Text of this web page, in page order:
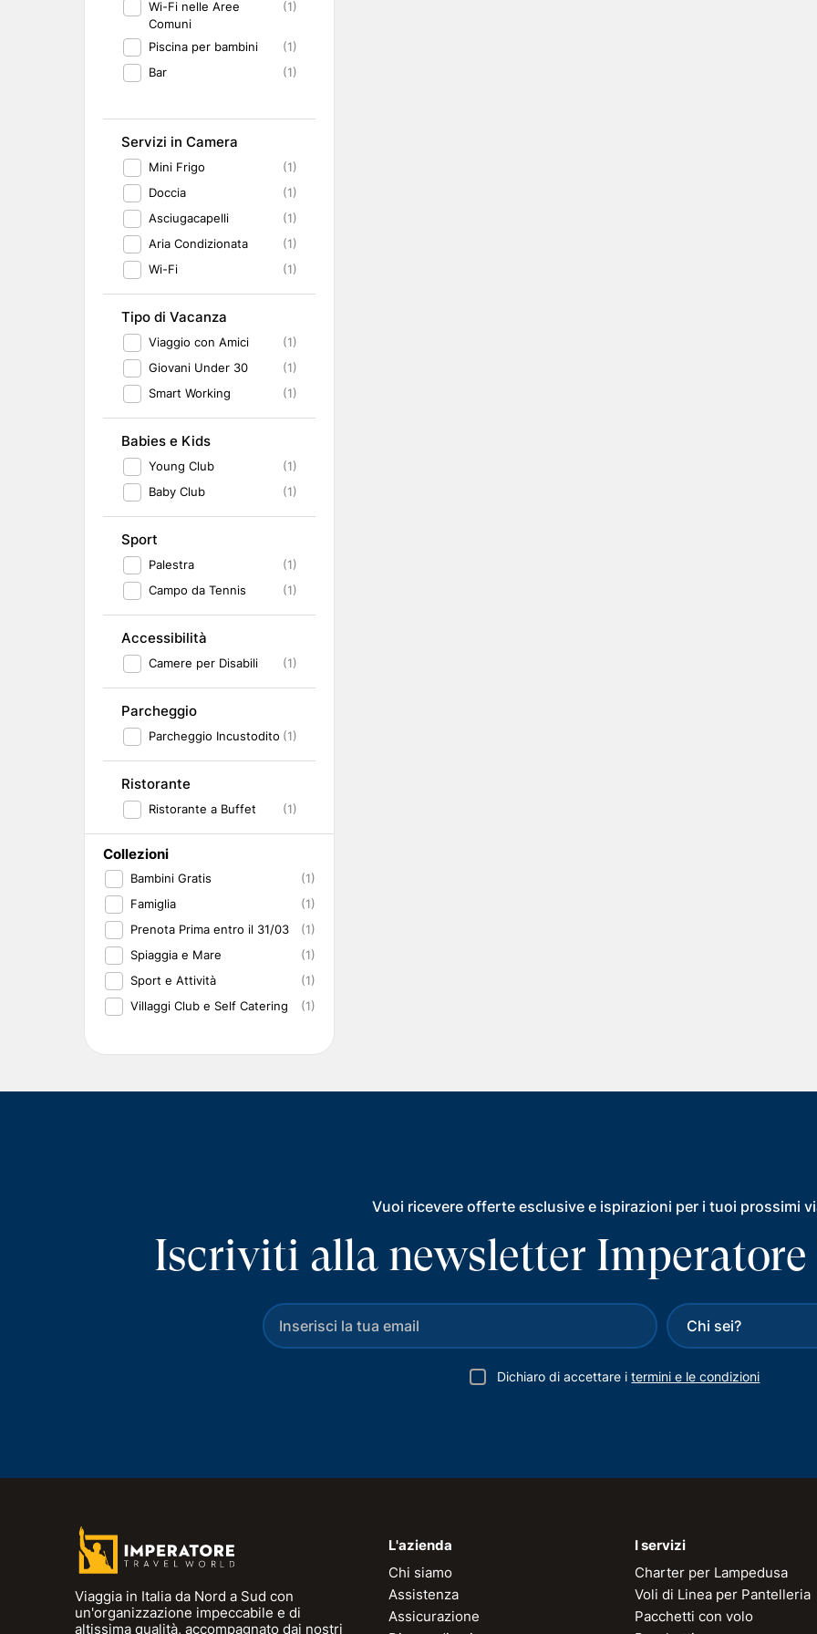
Wi-Fi nelle Aree
Comuni
(1)
Piscina per bambini
(1)
Bar
(1)
Servizi in Camera
Mini Frigo
(1)
Doccia
(1)
Asciugacapelli
(1)
Aria Condizionata
(1)
Wi-Fi
(1)
Tipo di Vacanza
Viaggio con Amici
(1)
Giovani Under 30
(1)
Smart Working
(1)
Babies e Kids
Young Club
(1)
Baby Club
(1)
Sport
Palestra
(1)
Campo da Tennis
(1)
Accessibilità
Camere per Disabili (1)
Parcheggio
Parcheggio Incustodito (1)
Ristorante
Ristorante a Buffet (1)
Collezioni
Bambini Gratis
(1)
Famiglia
(1)
Prenota Prima entro il 31/03
(1)
Spiaggia e Mare
(1)
Sport e Attività
(1)
Villaggi Club e Self Catering
(1)
Vuoi ricevere offerte esclusive e ispirazioni per i tuoi prossimi
Iscriviti alla newsletter Imperatore
Dichiaro di accettare itermini e le condizioni
Viaggia in Italia da Nord a Sud con
un'organizzazione impeccabile e di
altissima qualità, accompagnato dai nostri
L'azienda
Chi siamo
Assistenza
Assicurazione
I servizi
Charter per Lampedusa
Voli di Linea per Pantelleria
Pacchetti con volo